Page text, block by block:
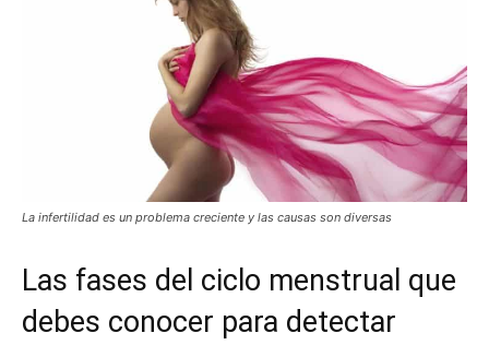
La infertilidad es un problema creciente y las causas son diversas
Las fases del ciclo menstrual que
debes conocer para detectar